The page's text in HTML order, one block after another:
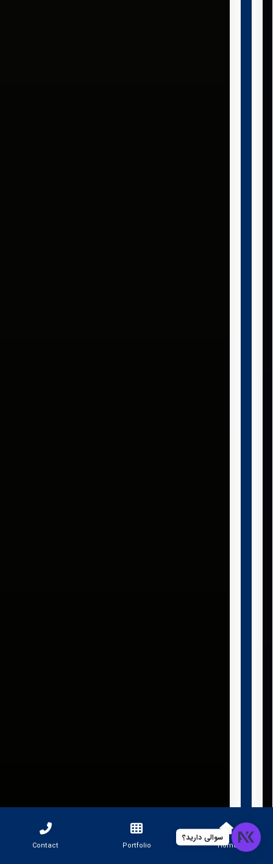
Home
Portfolio
Contact
سوالی دارید؟